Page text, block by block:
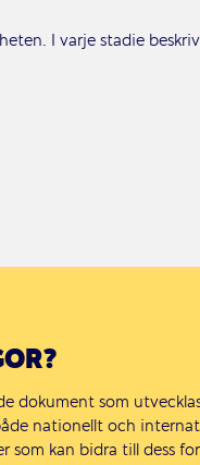
I varje stadie
dokument som
nationellt och
som kan bidra till dess